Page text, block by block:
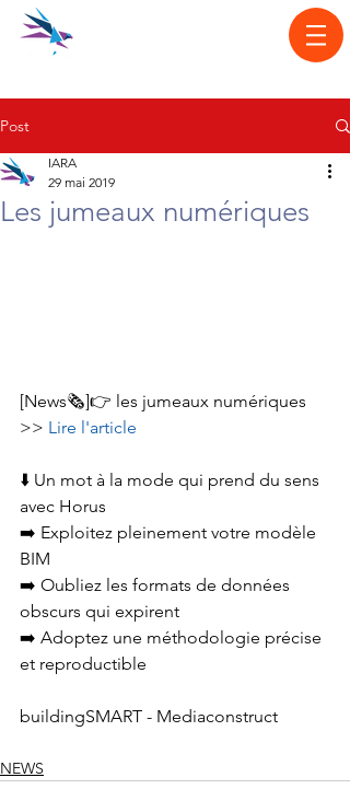
Post
Les jumeaux numériques
IARA
29 mai 2019
[News🗞️]👉 les jumeaux numériques
>> Lire l'article
⬇️ Un mot à la mode qui prend du sens
avec Horus
➡️ Exploitez pleinement votre modèle
BIM
➡️ Oubliez les formats de données
obscurs qui expirent
➡️ Adoptez une méthodologie précise
et reproductible
buildingSMART - Mediaconstruct
NEWS